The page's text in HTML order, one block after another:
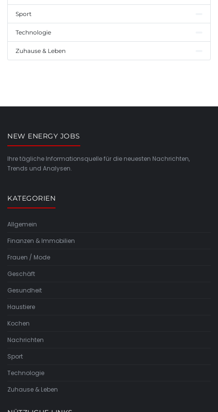
Sport
Technologie
Zuhause & Leben
NEW ENERGY JOBS
Ihre tägliche Informationsquelle für die neuesten Nachrichten,
Trends und Analysen.
KATEGORIEN
Allgemein
Finanzen & Immobilien
Frauen / Mode
Geschäft
Gesundheit
Haustiere
Kochen
Nachrichten
Sport
Technologie
Zuhause & Leben